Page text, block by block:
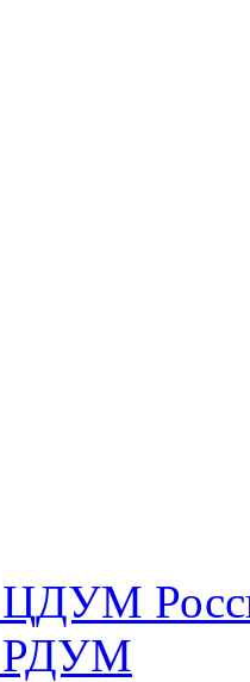
ЦДУМ
РДУМ